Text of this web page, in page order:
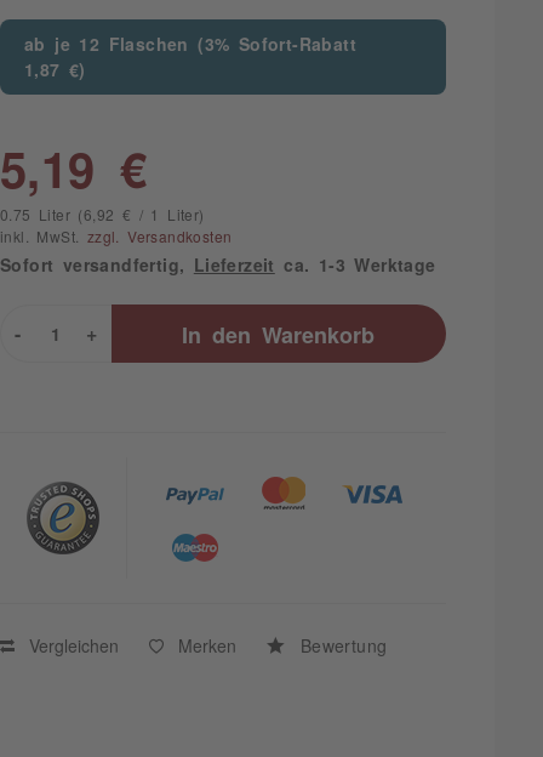
ab je 12 Flaschen (3% Sofort-Rabatt
1,87 €)
5,19 €
0.75 Liter (6,92 € / 1 Liter)
inkl. MwSt. zzgl. Versandkosten
Sofort versandfertig, Lieferzeit ca. 1-3 Werktage
+
- In den Warenkorb
Vergleichen Merken Bewertung